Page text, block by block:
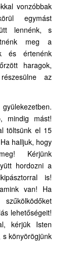
vonzóbbak
egymást
lennénk, s
meg a
és értenénk
haragok,
az
mindig mást!
töltsünk el 15
halljuk, hogy
Kérjünk
hordozni a
is!
van! Ha
lehetőségeit!
kérjük Isten
könyörögjünk